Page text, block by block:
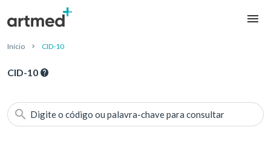
Início CID-10
CID-10
Digite o código ou palavra-chave para consultar